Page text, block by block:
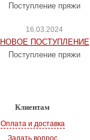
Поступление пряжи
16.03.2024
НОВОЕ ПОСТУПЛЕНИЕ
Поступление пряжи
Клиентам
Оплата и доставка
Задать вопрос